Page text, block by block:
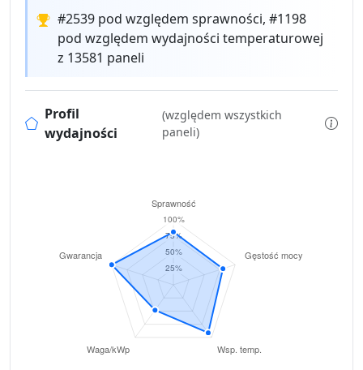
#2539 pod względem sprawności, #1198
pod względem wydajności temperaturowej
z 13581 paneli
Profil
wydajności
(względem wszystkich
paneli)